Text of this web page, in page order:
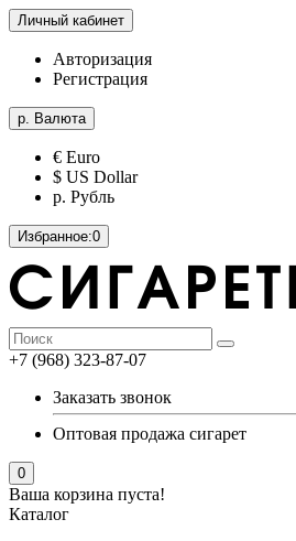
Личный кабинет
Авторизация
Регистрация
р. Валюта
€ Euro
$ US Dollar
р. Рубль
Избранное:0
+7 (968) 323-87-07
Заказать звонок
Оптовая продажа сигарет
0
Ваша корзина пуста!
Каталог